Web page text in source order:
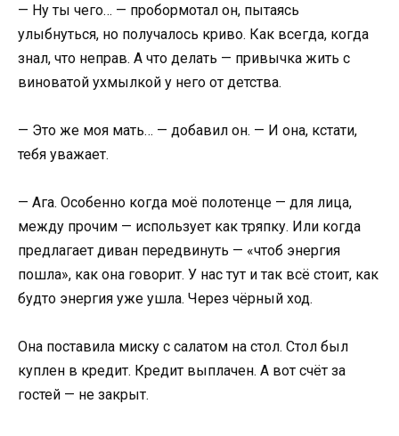
— Ну ты чего… — пробормотал он, пытаясь
улыбнуться, но получалось криво. Как всегда, когда
знал, что неправ. А что делать — привычка жить с
виноватой ухмылкой у него от детства.
— Это же моя мать… — добавил он. — И она, кстати,
тебя уважает.
— Ага. Особенно когда моё полотенце — для лица,
между прочим — использует как тряпку. Или когда
предлагает диван передвинуть — «чтоб энергия
пошла», как она говорит. У нас тут и так всё стоит, как
будто энергия уже ушла. Через чёрный ход.
Она поставила миску с салатом на стол. Стол был
куплен в кредит. Кредит выплачен. А вот счёт за
гостей — не закрыт.